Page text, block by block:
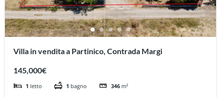
Villa in vendita a Partinico, Contrada Margi
145,000€
1 letto 1 bagno 346 m²